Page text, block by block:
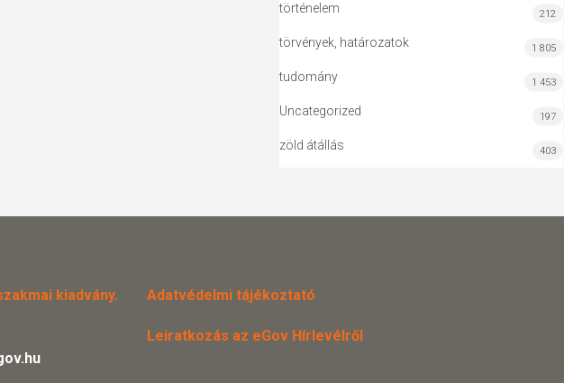
történelem 212
törvények, határozatok 1 805
tudomány 1 453
Uncategorized 197
zöld átállás 403
kiadvány.
Adatvédelmi tájékoztató
Leiratkozás az eGov Hírlevélről